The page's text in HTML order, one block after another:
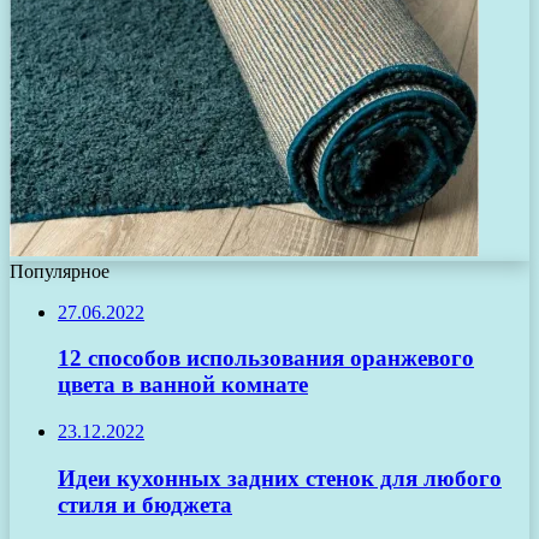
Популярное
27.06.2022
12 способов использования оранжевого
цвета в ванной комнате
23.12.2022
Идеи кухонных задних стенок для любого
стиля и бюджета